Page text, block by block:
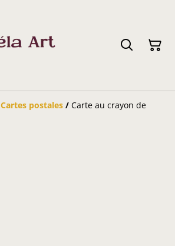
Cartes postales / Carte au crayon de